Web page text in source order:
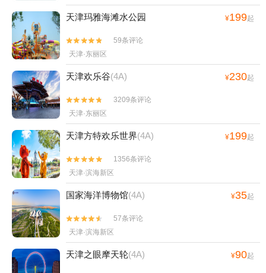
天津玛雅海滩水公园 ¥199起


59条评论
天津·东丽区
天津欢乐谷(4A) ¥230起


3209条评论
天津·东丽区
天津方特欢乐世界(4A) ¥199起


1356条评论
天津·滨海新区
国家海洋博物馆(4A) ¥35起


57条评论
天津·滨海新区
天津之眼摩天轮(4A) ¥90起